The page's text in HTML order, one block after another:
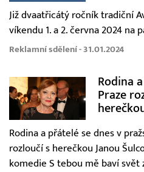
Již dvaatřicátý ročník tradiční
víkendu 1. a 2. června 2024 na
Reklamní sdělení - 31.01.2024
Rodina
Praze
Rodina a přátelé se dnes v
rozloučí s herečkou Janou
komedie S tebou mě baví svět